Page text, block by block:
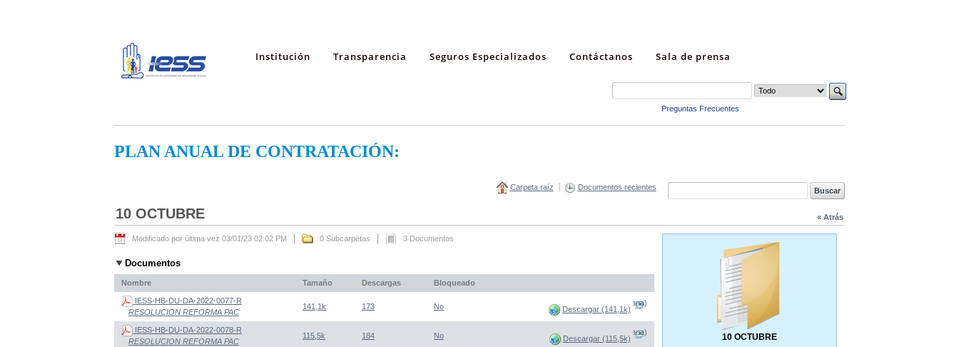
Institución Transparencia Seguros Especializados Contáctanos Sala de prensa
Preguntas Frecuentes
PLAN ANUAL DE CONTRATACIÓN:
Carpeta raíz Documentos recientes
« Atrás
10 OCTUBRE
Modificado por última vez 03/01/23 02:02 PM 0 Subcarpetas 3 Documentos
Documentos
Nombre Tamaño Descargas Bloqueado
IESS-HB-DU-DA-2022-0077-R
RESOLUCION REFORMA PAC
141,1k 173 No Descargar (141,1k)
(Abre una nueva ventana)
IESS-HB-DU-DA-2022-0078-R
RESOLUCION REFORMA PAC
115,5k 184 No Descargar (115,5k)
(Abre una nueva ventana)
10 OCTUBRE